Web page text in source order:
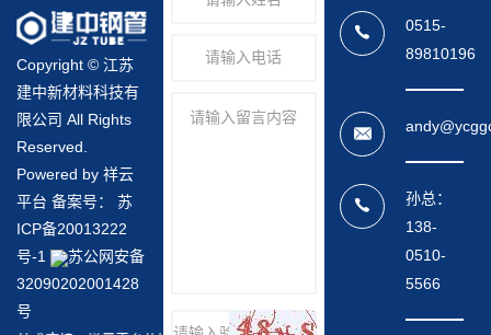
是对这些要...
分类： 公司新闻
精密无缝钢管的用途有哪些
精密无缝钢管的用途有哪些精密无缝钢管的用途广泛，主要
包括但不限于以下几个领域：机械工业：在机械工业中，精
密无缝钢管...
分类： 公司新闻
精密无缝钢管的性能特点
Copyright © 江苏
建中新材料科技有
限公司 All Rights
Reserved.
Powered by 祥云
平台 备案号： 苏
ICP备20013222
号-1
苏公网安备
32090202001428
号
0515-
89810196
孙总：
138-
0510-
5566